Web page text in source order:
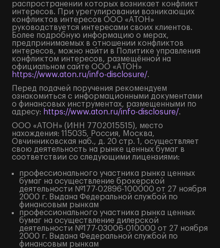
распространении которых возникает конфликт
интересов. При урегулировании возникающих
конфликтов интересов ООО «АТОН»
руководствуется интересами своих клиентов.
Более подробную информацию о мерах,
предпринимаемых в отношении конфликтов
интересов, можно найти в Политике управления
конфликтом интересов, размещённой на
официальном сайте ООО «АТОН»
https://www.aton.ru/info-disclosure/.
Перед подачей поручения рекомендуем
ознакомиться с информационными документами
о финансовых инструментах, размещенными по
адресу: https://www.aton.ru/info-disclosure/.
ООО «АТОН» (ИНН 7702015515), место
нахождения: 115035, Россия, Москва,
Овчинниковская наб., д. 20 стр. 1, осуществляет
свою деятельность на рынке ценных бумаг в
соответствии со следующими лицензиями:
профессионального участника рынка ценных
бумаг на осуществление брокерской
деятельности №177-02896-100000 от 27 ноября
2000 г. Выдана Федеральной службой по
финансовым рынкам
профессионального участника рынка ценных
бумаг на осуществление дилерской
деятельности №177-03006-010000 от 27 ноября
2000 г. Выдана Федеральной службой по
финансовым рынкам